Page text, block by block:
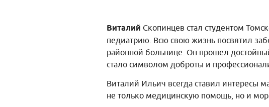
Виталий Скопинцев стал студентом
педиатрию. Всю свою жизнь посвятил
районной больнице. Он прошел
стало символом доброты и
Виталий Ильич всегда ставил интересы
не только медицинскую помощь, но и